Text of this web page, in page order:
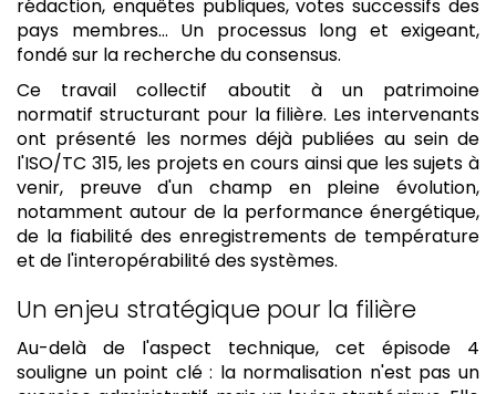
rédaction, enquêtes publiques, votes successifs des
pays membres… Un processus long et exigeant,
fondé sur la recherche du consensus.
Ce travail collectif aboutit à un patrimoine
normatif structurant pour la filière. Les intervenants
ont présenté les normes déjà publiées au sein de
l'ISO/TC 315, les projets en cours ainsi que les sujets à
venir, preuve d'un champ en pleine évolution,
notamment autour de la performance énergétique,
de la fiabilité des enregistrements de température
et de l'interopérabilité des systèmes.
Un enjeu stratégique pour la filière
Au-delà de l'aspect technique, cet épisode 4
souligne un point clé : la normalisation n'est pas un